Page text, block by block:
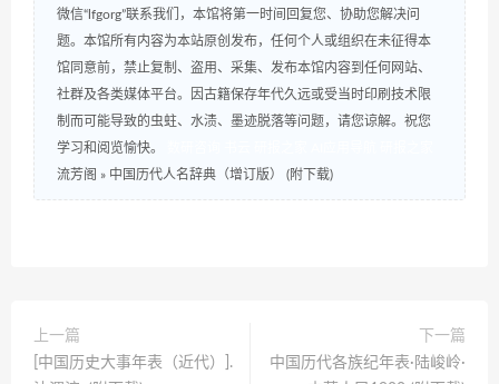
微信“lfgorg”联系我们，本馆将第一时间回复您、协助您解决问
题。本馆所有内容为本站原创发布，任何个人或组织在未征得本
馆同意前，禁止复制、盗用、采集、发布本馆内容到任何网站、
社群及各类媒体平台。因古籍保存年代久远或受当时印刷技术限
制而可能导致的虫蛀、水渍、墨迹脱落等问题，请您谅解。祝您
学习和阅览愉快。
流芳阁 » 中国历代人名辞典（增订版） (附下载)
上一篇
[中国历史大事年表（近代）].
下一篇
中国历代各族纪年表·陆峻岭·